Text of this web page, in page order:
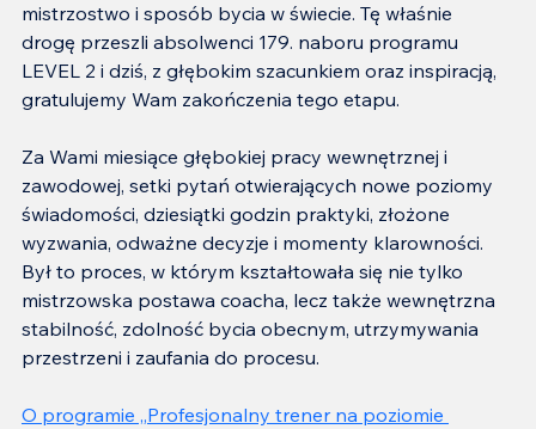
mistrzostwo i sposób bycia w świecie. Tę właśnie
drogę przeszli absolwenci 179. naboru programu
LEVEL 2 i dziś, z głębokim szacunkiem oraz inspiracją,
gratulujemy Wam zakończenia tego etapu.
Za Wami miesiące głębokiej pracy wewnętrznej i
zawodowej, setki pytań otwierających nowe poziomy
świadomości, dziesiątki godzin praktyki, złożone
wyzwania, odważne decyzje i momenty klarowności.
Był to proces, w którym kształtowała się nie tylko
mistrzowska postawa coacha, lecz także wewnętrzna
stabilność, zdolność bycia obecnym, utrzymywania
przestrzeni i zaufania do procesu.
O programie „Profesjonalny trener na poziomie